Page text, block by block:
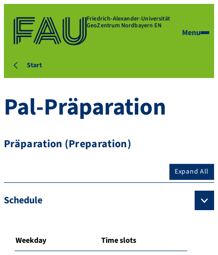
Friedrich-Alexander-Universität
GeoZentrum Nordbayern EN
Menu
Start
Pal-Präparation
Präparation (Preparation)
Expand All
Schedule
Weekday Time slots